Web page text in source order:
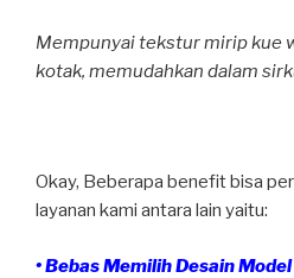
Mempunyai tekstur mirip kue
kotak, memudahkan dalam
Okay, Beberapa benefit bisa
layanan kami antara lain yaitu:
• Bebas Memilih Desain Model